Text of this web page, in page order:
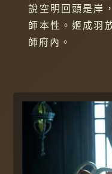
說空明回頭是岸
師本性。姬成羽
師府內。